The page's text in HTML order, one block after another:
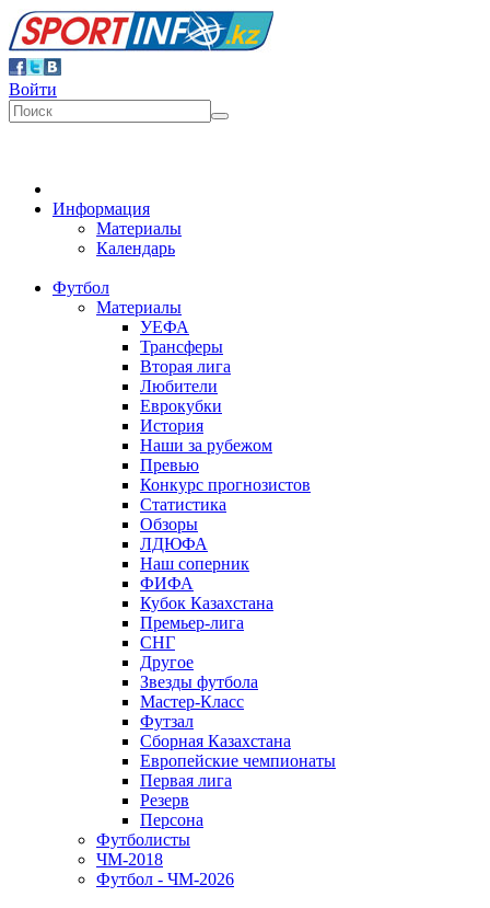
Войти
Информация
Материалы
Календарь
Футбол
Материалы
УЕФА
Трансферы
Вторая лига
Любители
Еврокубки
История
Наши за рубежом
Превью
Конкурс прогнозистов
Статистика
Обзоры
ЛДЮФА
Наш соперник
ФИФА
Кубок Казахстана
Премьер-лига
СНГ
Другое
Звезды футбола
Мастер-Класс
Футзал
Сборная Казахстана
Европейские чемпионаты
Первая лига
Резерв
Персона
Футболисты
ЧМ-2018
Футбол - ЧМ-2026